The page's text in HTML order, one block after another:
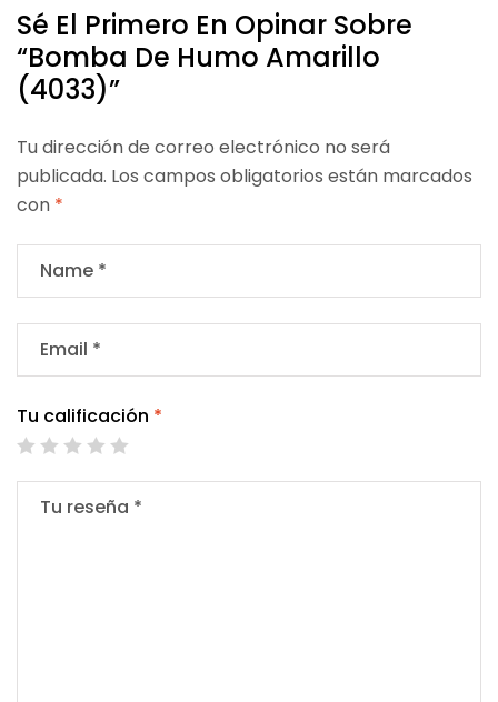
Sé El Primero En Opinar Sobre
“Bomba De Humo Amarillo
(4033)”
Tu dirección de correo electrónico no será
publicada. Los campos obligatorios están marcados
con *
Tu calificación *